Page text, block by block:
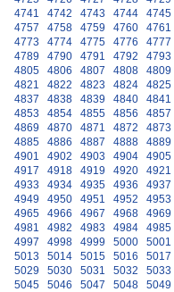
4741
4742 4743 4744 4745
4757
4758 4759 4760 4761
4773
4774 4775 4776 4777
4789
4790 4791 4792 4793
4805
4806 4807 4808 4809
4821
4822 4823 4824 4825
4837
4838 4839 4840 4841
4853
4854 4855 4856 4857
4869
4870 4871 4872 4873
4885
4886 4887 4888 4889
4901
4902 4903 4904 4905
4917
4918 4919 4920 4921
4933
4934 4935 4936 4937
4949
4950 4951 4952 4953
4965
4966 4967 4968 4969
4981
4982 4983 4984 4985
4997
4998 4999 5000 5001
5013
5014 5015 5016 5017
5029
5030 5031 5032 5033
5045
5046 5047 5048 5049